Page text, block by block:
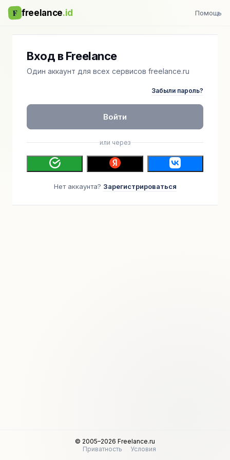
F freelance.id Помощь
Вход в Freelance
Один аккаунт для всех сервисов freelance.ru
Забыли пароль?
Войти
или через
Нет аккаунта? Зарегистрироваться
© 2005–2026 Freelance.ru
Приватность
Условия